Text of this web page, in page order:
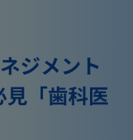
見「歯科医